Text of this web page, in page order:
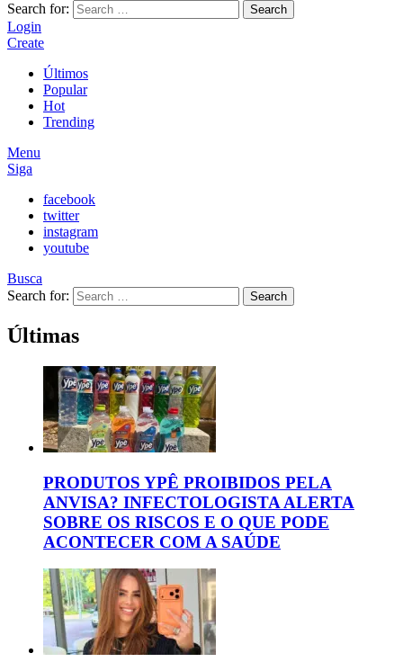
Search for:
Search
Login
Create
Últimos
Popular
Hot
Trending
Menu
Siga
facebook
twitter
instagram
youtube
Busca
Search for:
Search
Últimas
PRODUTOS YPÊ PROIBIDOS PELA
ANVISA? INFECTOLOGISTA ALERTA
SOBRE OS RISCOS E O QUE PODE
ACONTECER COM A SAÚDE